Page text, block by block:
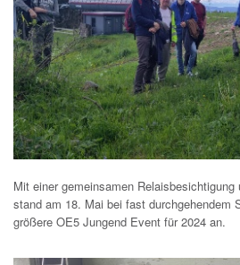
Mit einer gemeinsamen Relaisbesichtigung
stand am 18. Mai bei fast durchgehendem
größere OE5 Jungend Event für 2024 an.